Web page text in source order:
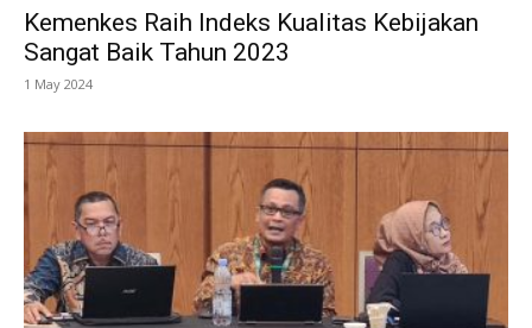
Kemenkes Raih Indeks Kualitas Kebijakan
Sangat Baik Tahun 2023
1 May 2024